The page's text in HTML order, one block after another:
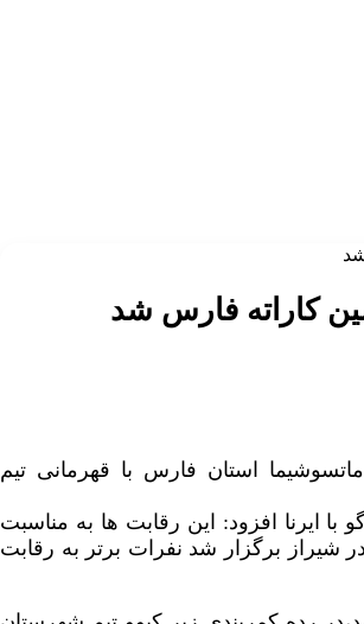
کاراته فارس شد
استان فارس با قهرمانی تیم
ایرنا افزود: این رقابت ها به مناسبت
استان فارس در شیراز برگزار شد نفرات برتر به رقابت